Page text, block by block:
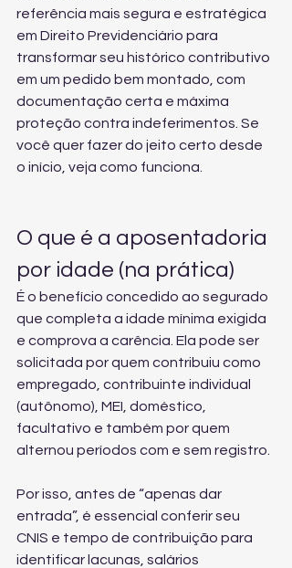
referência mais segura e estratégica
em Direito Previdenciário para
transformar seu histórico contributivo
em um pedido bem montado, com
documentação certa e máxima
proteção contra indeferimentos. Se
você quer fazer do jeito certo desde
o início, veja como funciona.
O que é a aposentadoria
por idade (na prática)
É o benefício concedido ao segurado
que completa a idade mínima exigida
e comprova a carência. Ela pode ser
solicitada por quem contribuiu como
empregado, contribuinte individual
(autônomo), MEI, doméstico,
facultativo e também por quem
alternou períodos com e sem registro.
Por isso, antes de “apenas dar
entrada”, é essencial conferir seu
CNIS e tempo de contribuição para
identificar lacunas, salários